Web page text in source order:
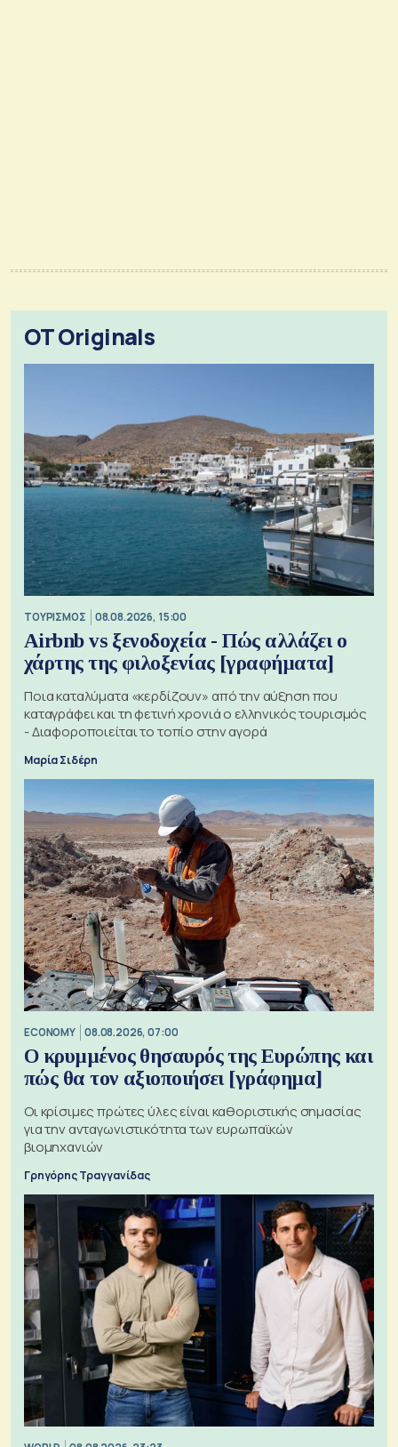
OT Originals
ΤΟΥΡΙΣΜΟΣ 08.08.2026, 15:00
Airbnb vs ξενοδοχεία - Πώς αλλάζει ο
χάρτης της φιλοξενίας [γραφήματα]
Ποια καταλύματα «κερδίζουν» από την αύξηση που
καταγράφει και τη φετινή χρονιά ο ελληνικός τουρισμός
- Διαφοροποιείται το τοπίο στην αγορά
Μαρία Σιδέρη
ECONOMY 08.08.2026, 07:00
Ο κρυμμένος θησαυρός της Ευρώπης και
πώς θα τον αξιοποιήσει [γράφημα]
Οι κρίσιμες πρώτες ύλες είναι καθοριστικής σημασίας
για την ανταγωνιστικότητα των ευρωπαϊκών
βιομηχανιών
Γρηγόρης Τραγγανίδας